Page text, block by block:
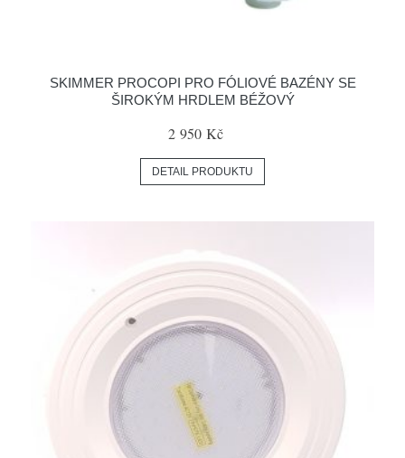
SKIMMER PROCOPI PRO FÓLIOVÉ BAZÉNY SE
ŠIROKÝM HRDLEM BÉŽOVÝ
2 950 Kč
DETAIL PRODUKTU